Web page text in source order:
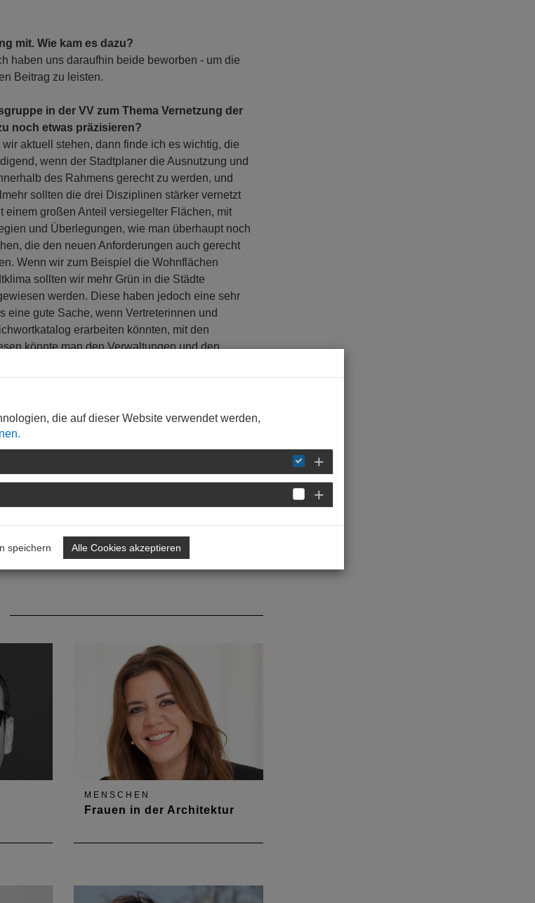
mit. Wie kam es dazu?
haben uns daraufhin beide beworben - um die
Beitrag zu leisten.
in der VV zum Thema Vernetzung der
noch etwas präzisieren?
aktuell stehen, dann finde ich es wichtig, die
wenn der Stadtplaner die Ausnutzung und
des Rahmens gerecht zu werden, und
sollten die drei Disziplinen stärker vernetzt
großen Anteil versiegelter Flächen, mit
und Überlegungen, wie man überhaupt noch
die den neuen Anforderungen auch gerecht
Wenn wir zum Beispiel die Wohnflächen
sollten wir mehr Grün in die Städte
werden. Diese haben jedoch eine sehr
eine gute Sache, wenn Vertreterinnen und
erarbeiten könnten, mit den
könnte man den Verwaltungen und den
Sie hier bereits das, was Sie sich
gehören zusammen. So berücksichtigen
Grundstück, und entwickeln das nach Innen
beim Bau- oder Denkmalamt beantragt.
MENSCHEN
Frauen in der Architektur
Arbeitsgruppe "Sichtbarkeit von
die auf dieser Website verwendet werden,
speichern Alle Cookies akzeptieren